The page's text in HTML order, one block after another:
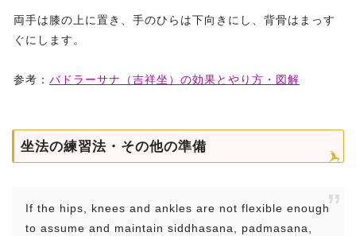
両手は膝の上に置き、手のひらは下向きにし、背骨はまっす
ぐにします。
参考： バドラーサナ（吉祥坐）の効果とやり方・図解
坐法の練習法・その他の準備
If the hips, knees and ankles are not flexible enough
to assume and maintain siddhasana, padmasana,